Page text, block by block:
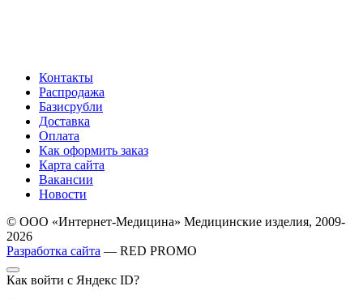
Контакты
Распродажа
Базисрубли
Доставка
Оплата
Как оформить заказ
Карта сайта
Вакансии
Новости
© ООО «Интернет-Медицина» Медицинские изделия, 2009-
2026
Разработка сайта — RED PROMO
Как войти с Яндекс ID?